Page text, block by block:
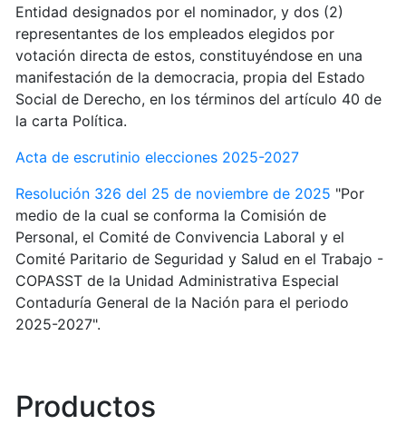
Entidad designados por el nominador, y dos (2)
representantes de los empleados elegidos por
votación directa de estos, constituyéndose en una
manifestación de la democracia, propia del Estado
Social de Derecho, en los términos del artículo 40 de
la carta Política.
Acta de escrutinio elecciones 2025-2027
Resolución 326 del 25 de noviembre de 2025 "Por
medio de la cual se conforma la Comisión de
Personal, el Comité de Convivencia Laboral y el
Comité Paritario de Seguridad y Salud en el Trabajo -
COPASST de la Unidad Administrativa Especial
Contaduría General de la Nación para el periodo
2025-2027".
Productos